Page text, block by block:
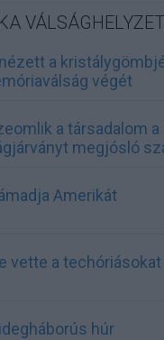
a
végét
a társadalom a
megjósló
Amerikát
vette a techóriásokat
húr